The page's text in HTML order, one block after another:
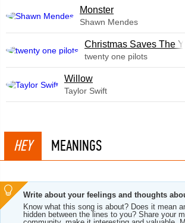
Monster
Shawn Mendes
Christmas Saves The
twenty one pilots
Willow
Taylor Swift
HEY MEANINGS
Write about your feelings and thoughts
Know what this song is about? Does it mean
hidden between the lines to you? Share your